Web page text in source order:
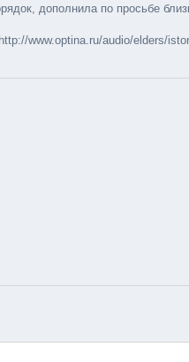
дополнила по просьбе
www.optina.ru/audio/elders/